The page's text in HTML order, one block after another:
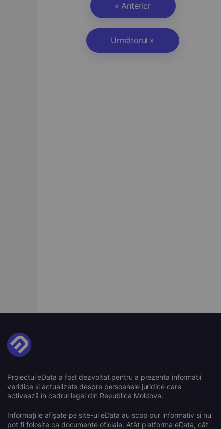
« Anterior
Următorul »
Proiectul eData a fost dezvoltat pentru a prezenta informații
veridice și actualizate despre persoanele juridice care
activează în cadrul legal din Republica Moldova.
Informațiile afișate pe site-ul eData au scop pur informativ și nu
pot fi folosite ca documente oficiale. Atât platforma eData, cât